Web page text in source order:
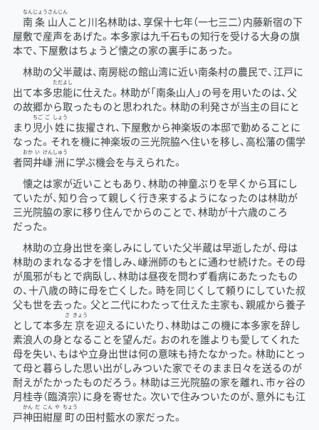
南
なん
条
じょう
山
さん
人
じん
こと川名林助は、享保十七年（一七三二）内藤新宿の下
屋敷で産声をあげた。本多家は九千石もの知行を受ける大身の旗
本で、下屋敷はちょうど懐之の家の裏手にあった。
林助の父半蔵は、南房総の館山湾に近い南条村の農民で、江戸に
出て本多忠
ただ
能
よし
に仕えた。林助が「南条山人」の号を用いたのは、父
の故郷から取ったものと思われた。林助の利発さが当主の目にと
まり 児
ちご
小
ご
姓
しょう
に抜擢され、下屋敷から神楽坂の本邸で勤めることに
なった。それを機に神楽坂の三光院脇へ住いを移し、高松藩の儒学
者岡
おか
井
い
嵰
けん
洲
しゅう
に学ぶ機会を与えられた。
懐之は家が近いこともあり、林助の神童ぶりを早くから耳にし
ていたが、知り合って親しく行き来するようになったのは林助が
三光院脇の家に移り住んでからのことで、林助が十六歳のころ
だった。
林助の立身出世を楽しみにしていた父半蔵は早逝したが、母は
林助のまれなる才を惜しみ、嵰洲師のもとに通わせ続けた。その母
が風邪がもとで病臥し、林助は昼夜を問わず看病にあたったもの
の、十八歳の時に母を亡くした。時を同じくして頼りにしていた叔
父も世を去った。父と二代にわたって仕えた主家も、親戚から養子
として本多左
さ
京
きょう
を迎えるにいたり、林助はこの機に本多家を辞し
素浪人の身となることを望んだ。おのれを誰よりも愛してくれた
母を失い、もはや立身出世は何の意味も持たなかった。林助にとっ
て母と暮らした思い出がしみついた家でそのまま日々を送るのが
耐えがたかったものだろう。林助は三光院脇の家を離れ、市ヶ谷の
月桂寺（臨済宗）に身を寄せた。次いで住みついたのが、意外にも江
戸神
かん
田
だ
紺
こん
屋
や
町
ちょう
の田村藍水の家だった。